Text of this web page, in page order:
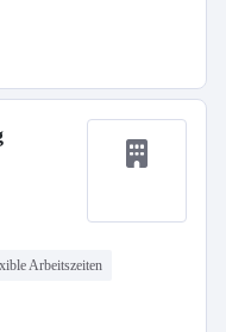
Arbeitszeiten